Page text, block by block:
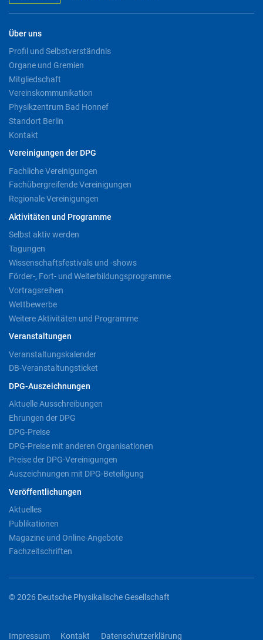
Über uns
Profil und Selbstverständnis
Organe und Gremien
Mitgliedschaft
Vereinskommunikation
Physikzentrum Bad Honnef
Standort Berlin
Kontakt
Vereinigungen der DPG
Fachliche Vereinigungen
Fachübergreifende Vereinigungen
Regionale Vereinigungen
Aktivitäten und Programme
Selbst aktiv werden
Tagungen
Wissenschaftsfestivals und -shows
Förder-, Fort- und Weiterbildungsprogramme
Vortragsreihen
Wettbewerbe
Weitere Aktivitäten und Programme
Veranstaltungen
Veranstaltungskalender
DB-Veranstaltungsticket
DPG-Auszeichnungen
Aktuelle Ausschreibungen
Ehrungen der DPG
DPG-Preise
DPG-Preise mit anderen Organisationen
Preise der DPG-Vereinigungen
Auszeichnungen mit DPG-Beteiligung
Veröffentlichungen
Aktuelles
Publikationen
Magazine und Online-Angebote
Fachzeitschriften
© 2026 Deutsche Physikalische Gesellschaft
Impressum Kontakt Datenschutzerklärung